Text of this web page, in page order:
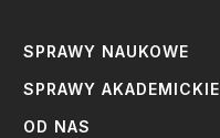
SPRAWY NAUKOWE
SPRAWY AKADEMICKIE
OD NAS